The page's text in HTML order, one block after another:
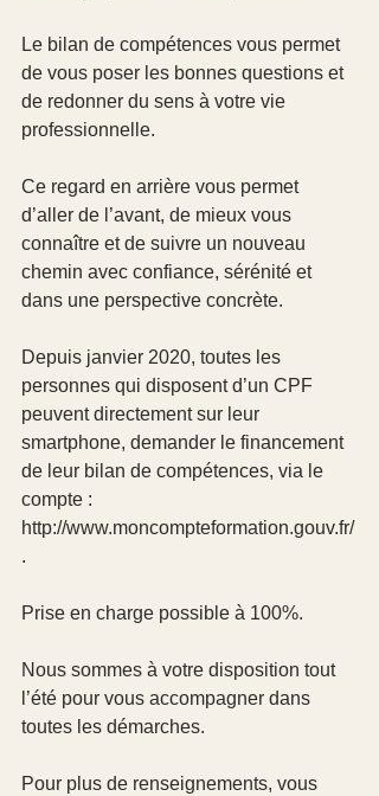
Le bilan de compétences vous permet
de vous poser les bonnes questions et
de redonner du sens à votre vie
professionnelle.
Ce regard en arrière vous permet
d’aller de l’avant, de mieux vous
connaître et de suivre un nouveau
chemin avec confiance, sérénité et
dans une perspective concrète.
Depuis janvier 2020, toutes les
personnes qui disposent d’un CPF
peuvent directement sur leur
smartphone, demander le financement
de leur bilan de compétences, via le
compte :
http://www.moncompteformation.gouv.fr/
.
Prise en charge possible à 100%.
Nous sommes à votre disposition tout
l’été pour vous accompagner dans
toutes les démarches.
Pour plus de renseignements, vous